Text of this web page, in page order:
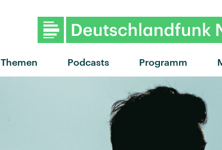
Themen Podcasts Programm
"Happy now"